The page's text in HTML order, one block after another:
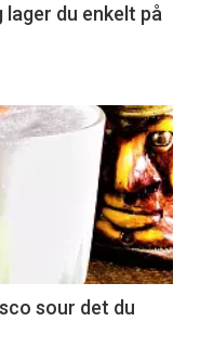
du enkelt på
sour det du